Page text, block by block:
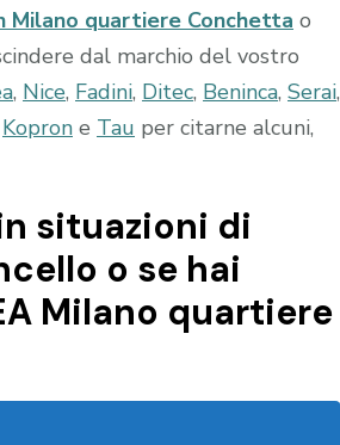
Milano quartiere Conchetta o
dal marchio del vostro
, Nice, Fadini, Ditec, Beninca, Serai,
Kopron e Tau per citarne alcuni,
situazioni di
o se hai
Milano quartiere